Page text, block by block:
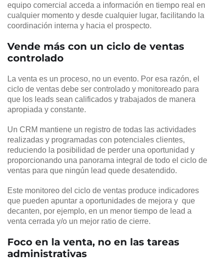
equipo comercial acceda a información en tiempo real en
cualquier momento y desde cualquier lugar, facilitando la
coordinación interna y hacia el prospecto.
Vende más con un ciclo de ventas
controlado
La venta es un proceso, no un evento. Por esa razón, el
ciclo de ventas debe ser controlado y monitoreado para
que los leads sean calificados y trabajados de manera
apropiada y constante.
Un CRM mantiene un registro de todas las actividades
realizadas y programadas con potenciales clientes,
reduciendo la posibilidad de perder una oportunidad y
proporcionando una panorama integral de todo el ciclo de
ventas para que ningún lead quede desatendido.
Este monitoreo del ciclo de ventas produce indicadores
que pueden apuntar a oportunidades de mejora y que
decanten, por ejemplo, en un menor tiempo de lead a
venta cerrada y/o un mejor ratio de cierre.
Foco en la venta, no en las tareas
administrativas